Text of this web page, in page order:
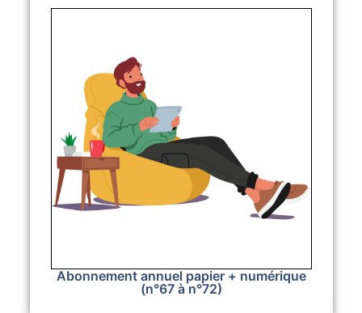
Abonnement annuel papier + numérique
(n°67 à n°72)